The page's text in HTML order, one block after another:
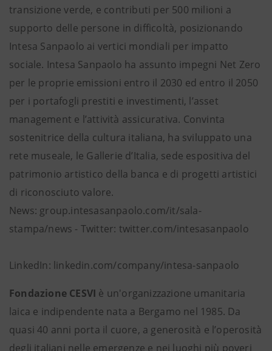
transizione verde, e contributi per 500 milioni a
supporto delle persone in difficoltà, posizionando
Intesa Sanpaolo ai vertici mondiali per impatto
sociale. Intesa Sanpaolo ha assunto impegni Net Zero
per le proprie emissioni entro il 2030 ed entro il 2050
per i portafogli prestiti e investimenti, l’asset
management e l’attività assicurativa. Convinta
sostenitrice della cultura italiana, ha sviluppato una
rete museale, le Gallerie d’Italia, sede espositiva del
patrimonio artistico della banca e di progetti artistici
di riconosciuto valore.
News: group.intesasanpaolo.com/it/sala-
stampa/news - Twitter: twitter.com/intesasanpaolo
LinkedIn: linkedin.com/company/intesa-sanpaolo
Fondazione CESVI è un'organizzazione umanitaria
laica e indipendente nata a Bergamo nel 1985. Da
quasi 40 anni porta il cuore, a generosità e l’operosità
degli italiani nelle emergenze e nei luoghi più poveri